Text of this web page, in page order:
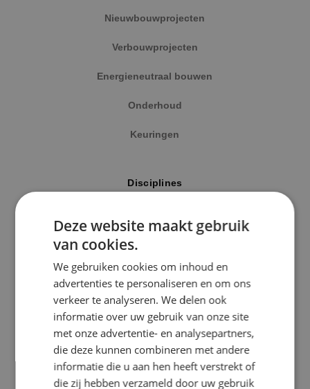
Kaatsheuvel
Sprundel
Specialisme
Beveiligingstechniek
Elektrotechniek
Energietechniek
Nieuwbouwprojecten
Verbouwprojecten
Energieneutraal bouwen
Onderhoud
Keuringen
Disciplines
Werktuigbouwkunde
Energietechniek
Beveiligingstechniek
Uitgelicht
Klimaatinstallaties
Deze website maakt gebruik
van cookies.
We gebruiken cookies om inhoud en
advertenties te personaliseren en om ons
verkeer te analyseren. We delen ook
informatie over uw gebruik van onze site
met onze advertentie- en analysepartners,
die deze kunnen combineren met andere
informatie die u aan hen heeft verstrekt of
die zij hebben verzameld door uw gebruik